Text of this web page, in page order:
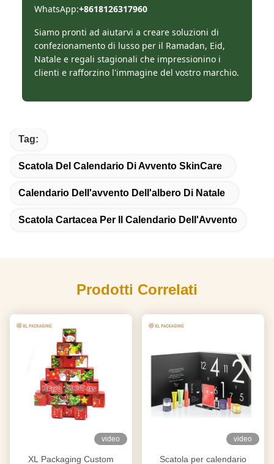
WhatsApp:+8618126317960
Siamo pronti ad aiutarvi a creare soluzioni di
confezionamento di lusso per il Ramadan, Eid,
Natale e regali stagionali che impressionino i
clienti e rafforzino l'immagine del vostro marchio.
Tag:
Scatola Del Calendario Di Avvento SkinCare
Calendario Dell'avvento Dell'albero Di Natale
Scatola Cartacea Per Il Calendario Dell'Avvento
Prodotti Correlati
video
XL Packaging Custom
video
Scatola per calendario